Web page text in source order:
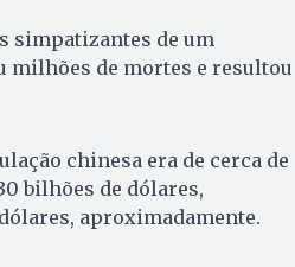
simpatizantes de um
milhões de mortes e resultou
chinesa era de cerca de
bilhões de dólares,
aproximadamente.